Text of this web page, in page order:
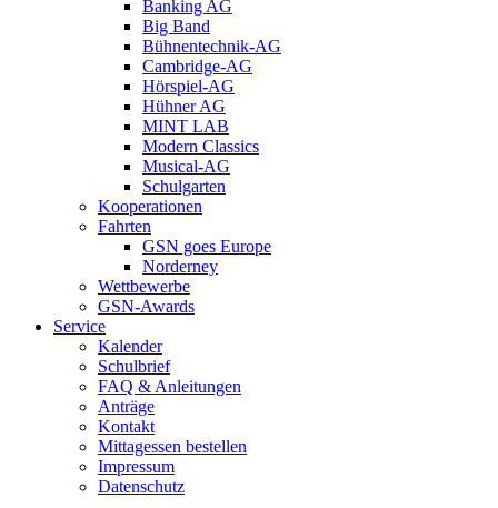
Banking AG
Big Band
Bühnentechnik-AG
Cambridge-AG
Hörspiel-AG
Hühner AG
MINT LAB
Modern Classics
Musical-AG
Schulgarten
Kooperationen
Fahrten
GSN goes Europe
Norderney
Wettbewerbe
GSN-Awards
Service
Kalender
Schulbrief
FAQ & Anleitungen
Anträge
Kontakt
Mittagessen bestellen
Impressum
Datenschutz